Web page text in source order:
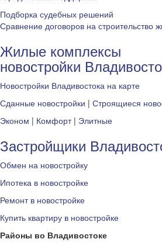
Подборка судебных решений
Сравнение договоров на строительство
Жилые комплексы
новостройки
Новостройки Владивостока на карте
Сданные новостройки | Строящиеся
Эконом | Комфорт| Элитные
Застройщики
Обмен на новостройку
Ипотека в новостройке
Ремонт в новостройке
Купить квартиру в новостройке
Районы во Владивостоке